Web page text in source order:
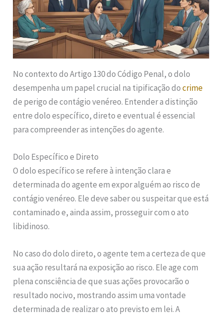
No contexto do Artigo 130 do Código Penal, o dolo
desempenha um papel crucial na tipificação docrime
de perigo de contágio venéreo. Entender a distinção
entre dolo específico, direto e eventual é essencial
para compreender as intenções do agente.
Dolo Específico e Direto
O dolo específico se refere à intenção clara e
determinada do agente em expor alguém ao risco de
contágio venéreo. Ele deve saber ou suspeitar que está
contaminado e, ainda assim, prosseguir com o ato
libidinoso.
No caso do dolo direto, o agente tem a certeza de que
sua ação resultará na exposição ao risco. Ele age com
plena consciência de que suas ações provocarão o
resultado nocivo, mostrando assim uma vontade
determinada de realizar o ato previsto em lei. A